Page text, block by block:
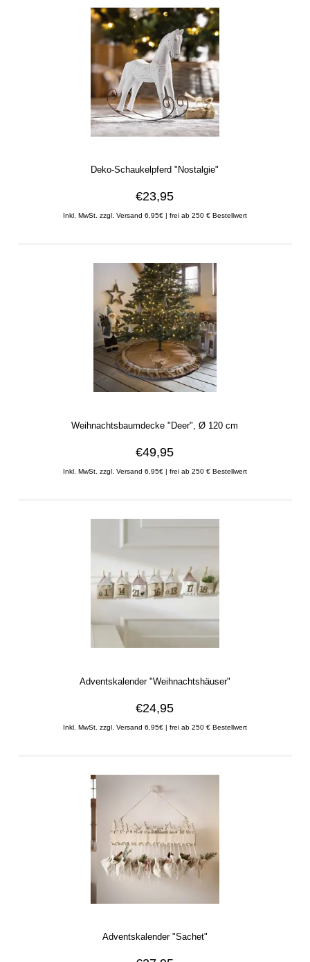
Deko-Schaukelpferd "Nostalgie"
€23,95
Inkl. MwSt. zzgl. Versand 6,95€ | frei ab 250 € Bestellwert
Weihnachtsbaumdecke "Deer", Ø 120 cm
€49,95
Inkl. MwSt. zzgl. Versand 6,95€ | frei ab 250 € Bestellwert
Adventskalender "Weihnachtshäuser"
€24,95
Inkl. MwSt. zzgl. Versand 6,95€ | frei ab 250 € Bestellwert
Adventskalender "Sachet"